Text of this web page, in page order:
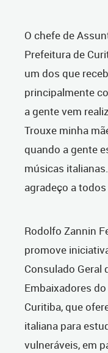
O chefe de
Prefeitura de
um dos que
principalmente
a gente vem
Trouxe minha
quando a gente
músicas
agradeço a todos
Rodolfo Zannin
promove
Consulado Geral
Embaixadores
Curitiba, que
italiana para
vulneráveis, em